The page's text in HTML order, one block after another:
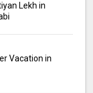
Lekh in
Vacation in